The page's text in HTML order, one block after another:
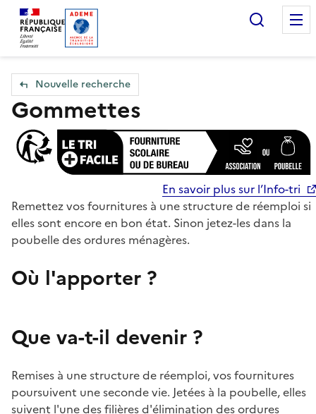
Accueil — Que Faire de mes objets & déchets
Nouvelle recherche
Gommettes
En savoir plus sur l’Info-tri
Remettez vos fournitures à une structure de réemploi si
elles sont encore en bon état. Sinon jetez-les dans la
poubelle des ordures ménagères.
Où l'apporter ?
Que va-t-il devenir ?
Remises à une structure de réemploi, vos fournitures
poursuivent une seconde vie. Jetées à la poubelle, elles
suivent l'une des filières d'élimination des ordures